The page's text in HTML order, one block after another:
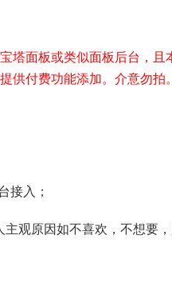
塔面板或类似面板后台，
供付费功能添加。介意勿拍。
接入；
观原因如不喜欢，不想要